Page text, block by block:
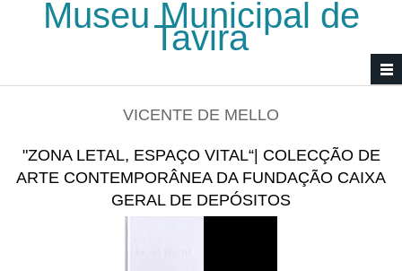
Passar para o conteúdo principal
Museu Municipal de
Tavira
VICENTE DE MELLO
"ZONA LETAL, ESPAÇO VITAL“| COLECÇÃO DE
ARTE CONTEMPORÂNEA DA FUNDAÇÃO CAIXA
GERAL DE DEPÓSITOS